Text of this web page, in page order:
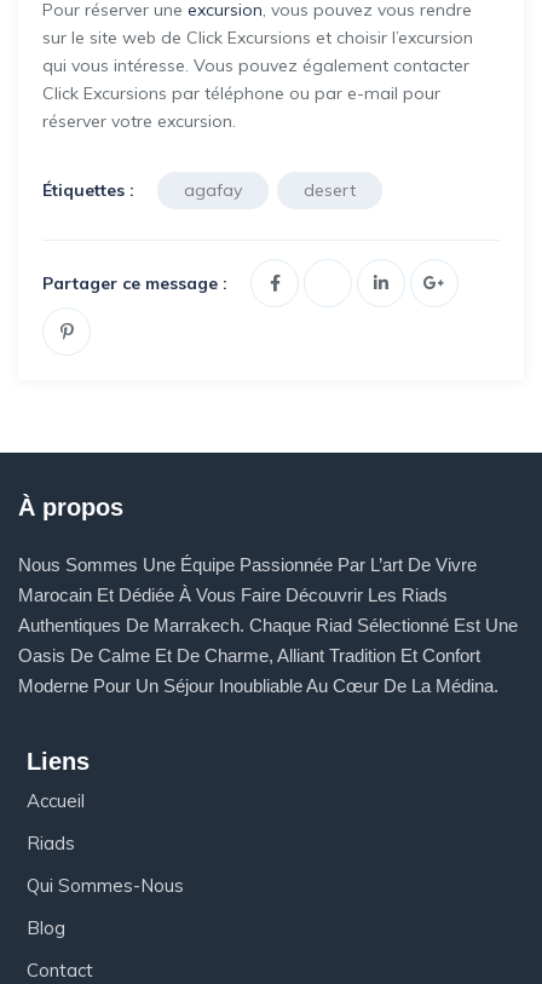
Pour réserver une excursion, vous pouvez vous rendre
sur le site web de Click Excursions et choisir l’excursion
qui vous intéresse. Vous pouvez également contacter
Click Excursions par téléphone ou par e-mail pour
réserver votre excursion.
Étiquettes : agafay desert
Partager ce message :
À propos
Nous Sommes Une Équipe Passionnée Par L’art De Vivre
Marocain Et Dédiée À Vous Faire Découvrir Les Riads
Authentiques De Marrakech. Chaque Riad Sélectionné Est Une
Oasis De Calme Et De Charme, Alliant Tradition Et Confort
Moderne Pour Un Séjour Inoubliable Au Cœur De La Médina.
Liens
Accueil
Riads
Qui Sommes-Nous
Blog
Contact